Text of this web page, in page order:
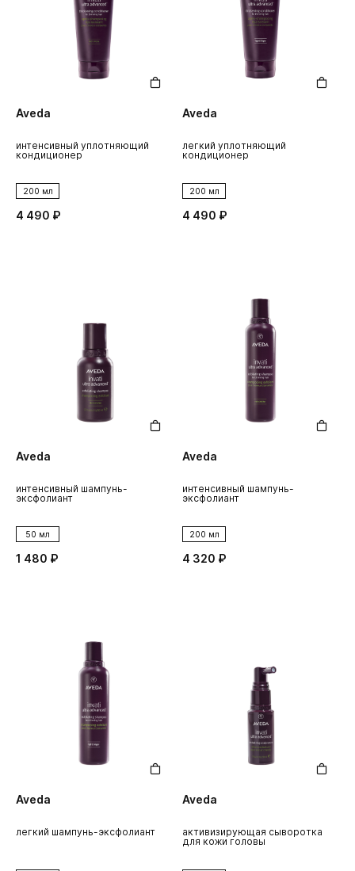
Aveda
интенсивный уплотняющий
кондиционер
200 мл
4 490 ₽
Aveda
легкий уплотняющий
кондиционер
200 мл
4 490 ₽
Aveda
интенсивный шампунь-
эксфолиант
50 мл
1 480 ₽
Aveda
интенсивный шампунь-
эксфолиант
200 мл
4 320 ₽
Aveda
легкий шампунь-эксфолиант
Aveda
активизирующая сыворотка
для кожи головы